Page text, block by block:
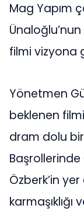
Mag Yapım
Ünaloğlu’nun
filmi vizyona
Yönetmen
beklenen
dram dolu
Başrollerinde
Özberk’in yer
karmaşıklığı